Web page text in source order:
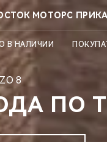
МОТОРС
В НАЛИЧИИ
8
ПО